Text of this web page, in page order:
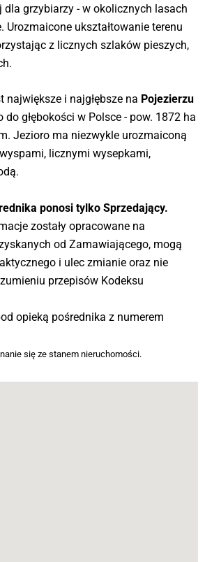
dla grzybiarzy - w okolicznych lasach
Urozmaicone ukształtowanie terenu
z licznych szlaków pieszych,
największe i najgłębsze na Pojezierzu
do głębokości w Polsce - pow. 1872 ha
Jezioro ma niezwykle urozmaiconą
licznymi wysepkami,
ponosi tylko Sprzedający.
zostały opracowane na
od Zamawiającego, mogą
i ulec zmianie oraz nie
przepisów Kodeksu
opieką pośrednika z numerem
się ze stanem nieruchomości.